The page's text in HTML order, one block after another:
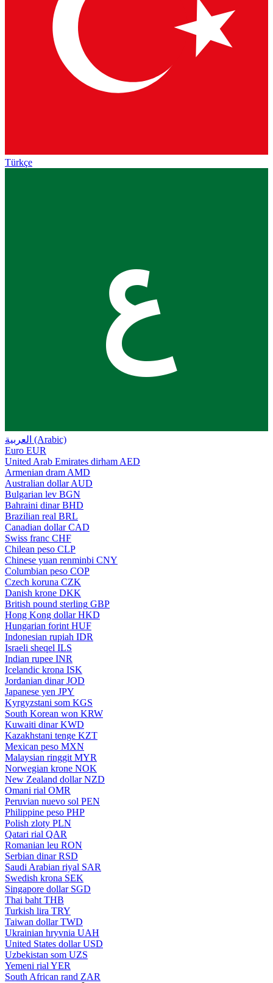
Türkçe
ع
العربية (Arabic)
Euro EUR
United Arab Emirates dirham AED
Armenian dram AMD
Australian dollar AUD
Bulgarian lev BGN
Bahraini dinar BHD
Brazilian real BRL
Canadian dollar CAD
Swiss franc CHF
Chilean peso CLP
Chinese yuan renminbi CNY
Columbian peso COP
Czech koruna CZK
Danish krone DKK
British pound sterling GBP
Hong Kong dollar HKD
Hungarian forint HUF
Indonesian rupiah IDR
Israeli sheqel ILS
Indian rupee INR
Icelandic krona ISK
Jordanian dinar JOD
Japanese yen JPY
Kyrgyzstani som KGS
South Korean won KRW
Kuwaiti dinar KWD
Kazakhstani tenge KZT
Mexican peso MXN
Malaysian ringgit MYR
Norwegian krone NOK
New Zealand dollar NZD
Omani rial OMR
Peruvian nuevo sol PEN
Philippine peso PHP
Polish zloty PLN
Qatari rial QAR
Romanian leu RON
Serbian dinar RSD
Saudi Arabian riyal SAR
Swedish krona SEK
Singapore dollar SGD
Thai baht THB
Turkish lira TRY
Taiwan dollar TWD
Ukrainian hryvnia UAH
United States dollar USD
Uzbekistan som UZS
Yemeni rial YER
South African rand ZAR